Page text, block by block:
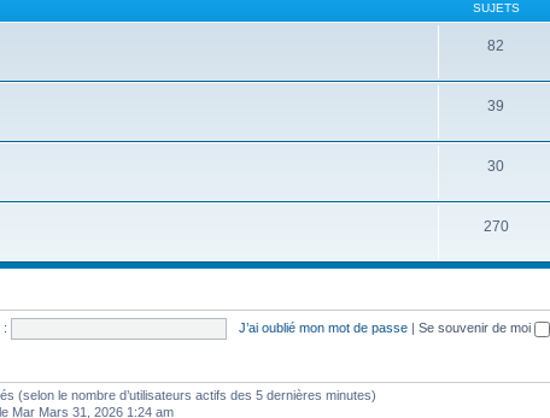
SUJETS
82
39
30
270
: J’ai oublié mon mot de passe | Se souvenir de moi
(selon le nombre d’utilisateurs actifs des 5 dernières minutes)
le Mar Mars 31, 2026 1:24 am